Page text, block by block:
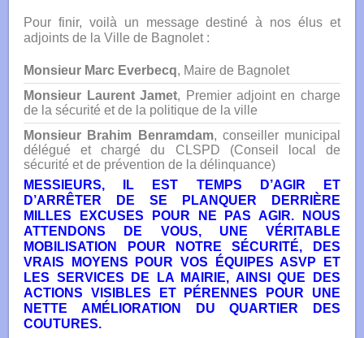
Pour finir, voilà un message destiné à nos élus et
adjoints de la Ville de Bagnolet :
Monsieur Marc Everbecq, Maire de Bagnolet
Monsieur Laurent Jamet, Premier adjoint en charge
de la sécurité et de la politique de la ville
Monsieur Brahim Benramdam, conseiller municipal
délégué et chargé du CLSPD (Conseil local de
sécurité et de prévention de la délinquance)
MESSIEURS, IL EST TEMPS D’AGIR ET
D’ARRÊTER DE SE PLANQUER DERRIÈRE
MILLES EXCUSES POUR NE PAS AGIR. NOUS
ATTENDONS DE VOUS, UNE VÉRITABLE
MOBILISATION POUR NOTRE SÉCURITÉ, DES
VRAIS MOYENS POUR VOS ÉQUIPES ASVP ET
LES SERVICES DE LA MAIRIE, AINSI QUE DES
ACTIONS VISIBLES ET PÉRENNES POUR UNE
NETTE AMÉLIORATION DU QUARTIER DES
COUTURES.